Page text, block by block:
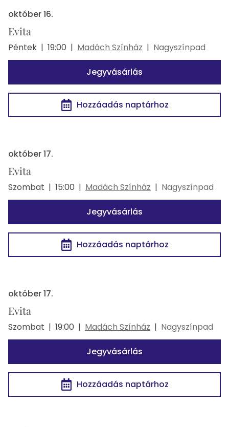
október 16.
Evita
Péntek | 19:00 | Madách Színház | Nagyszínpad
Jegyvásárlás
Hozzáadás naptárhoz
október 17.
Evita
Szombat | 15:00 | Madách Színház | Nagyszínpad
Jegyvásárlás
Hozzáadás naptárhoz
október 17.
Evita
Szombat | 19:00 | Madách Színház | Nagyszínpad
Jegyvásárlás
Hozzáadás naptárhoz